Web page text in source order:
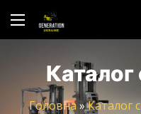
Каталог
Головна»Каталог